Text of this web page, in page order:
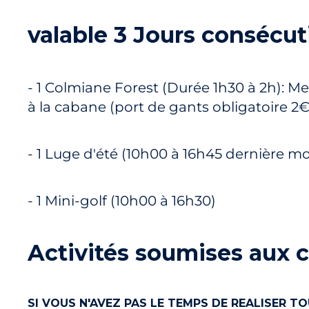
valable 3 Jours
- 1 Colmiane Forest (Durée 1h30 à 2h):
à la cabane (port de gants obligatoire
- 1 Luge d'été (10h00 à 16h45 dernière
- 1 Mini-golf (10h00 à 16h30)
Activités soumises aux
SI VOUS N'AVEZ PAS LE TEMPS DE REALISER